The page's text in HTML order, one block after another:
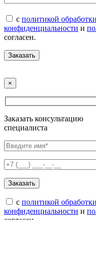
с политикой
конфиденциальности и
согласен.
×
Заказать консультацию
специалиста
с политикой
конфиденциальности и
согласен.